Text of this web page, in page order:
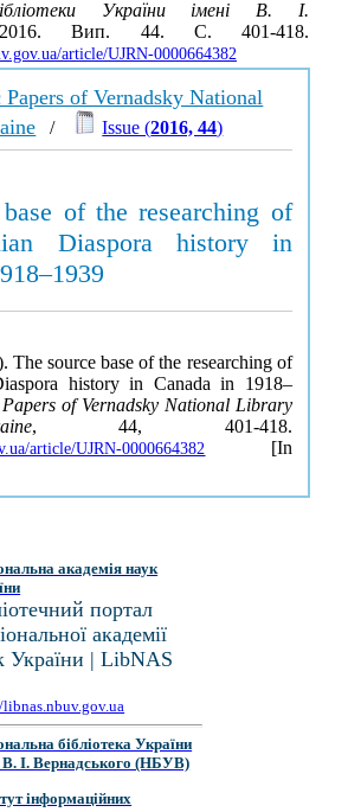
України імені В. І.
Вип. 44. С. 401-418.
article/UJRN-0000664382
Papers of Vernadsky National
/ Issue (2016, 44)
of the researching of
Diaspora history in
The source base of the researching of
history in Canada in 1918–
of Vernadsky National Library
, 44, 401-418.
article/UJRN-0000664382 [In
академія наук
портал
академії
України | LibNAS
бібліотека України
В. І. Вернадського (НБУВ)
інформаційних